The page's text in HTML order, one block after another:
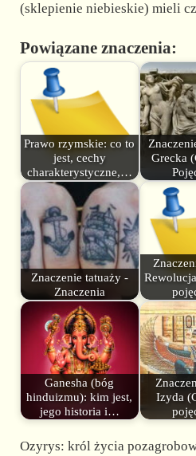
(sklepienie niebieskie) mieli
Powiązane znaczenia:
Prawo rzymskie: co to
jest, cechy
charakterystyczne,…
Grecka
Znaczenie tatuaży -
Znaczenia
Ganesha (bóg
hinduizmu): kim jest,
jego historia i…
Izyda
Ozyrys: król życia